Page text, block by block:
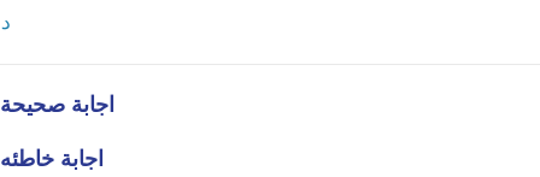
د
اجابة صحيحة
اجابة خاطئه